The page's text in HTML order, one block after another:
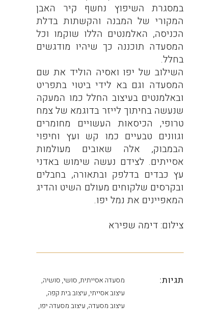
במסגרת השיפוץ נחשף קיר האבן
המקורי של המבנה והקשתות בדלת
הכניסה, האלמנטים הללו שוקמו וכל
המסעדה תוכננה כך שיהיו מודגשים
בחלל.
השילוב של יפו ואסיה הוליד את שם
המסעדה וגם בא לידי ביטוי בתפריט
ובאלמנטים בעיצוב החלל כמו המעקה
שנעשה בחיתוך לייזר בדוגמא של צמח
טרופי, הכיסאות העשויים מחומרים
וגוונים טבעיים כמו קש ועץ וחיפוי
הבמבוק, אלה שאובים מעולמות
אסייתים. לצידם נעשה שימוש באדני
עץ כבדים בדלפק ובתאורה, בחבלים
ובקרסים שלקוחים מעולם השיט והדיג
המאפיינים את נמל יפו.
צילום: דימה שפירא
תגיות:
מסעדה אסייתית, סושי, סושיה,
עיצוב אסייתי, עיצוב בית קפה,
עיצוב מסעדה, עיצוב מסעדה יפו,